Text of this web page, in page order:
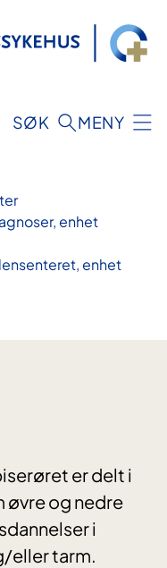
SØK MENY
enhet
enhet
er delt i
øvre og nedre
i
eller tarm.